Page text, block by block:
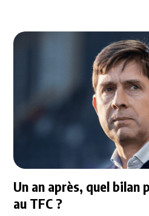
Un an après, quel bilan
au TFC ?